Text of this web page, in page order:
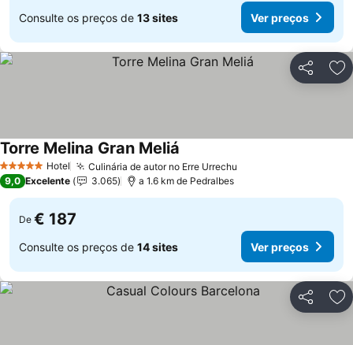
Consulte os preços de 13 sites Ver preços
Partilhar
5 Estrelas Hotel Culinária de autor no Erre Urrechu
Torre Melina Gran Meliá
9,0 Excelente 3.065 a 1.6 km de Pedralbes
De € 187
Consulte os preços de 14 sites Ver preços
Partilhar